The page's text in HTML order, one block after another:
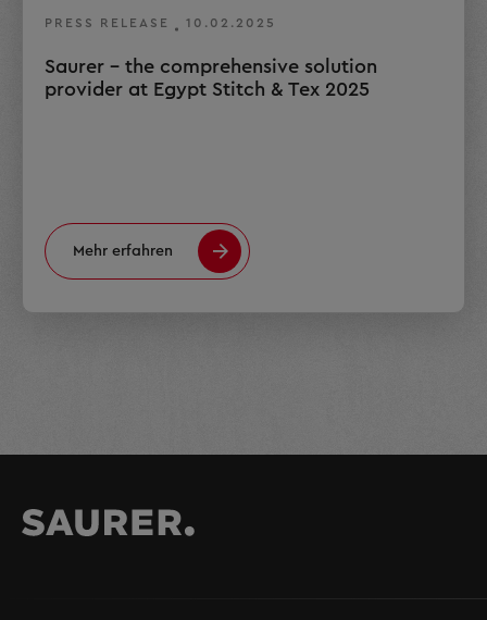
PRESS RELEASE 10.02.2025
Saurer – the comprehensive solution
provider at Egypt Stitch & Tex 2025
Mehr erfahren